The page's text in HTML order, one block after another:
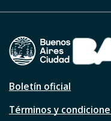
Boletín oficial
Términos y